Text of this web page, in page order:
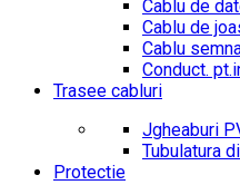
Cablu de
Cablu de
Cablu
Conduct.
Trasee cabluri
Jgheaburi
Tubulatura
Protectie